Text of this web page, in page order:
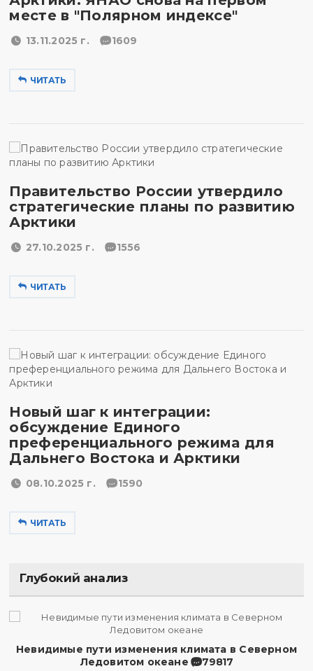
месте в "Полярном индексе"
13.11.2025 г. 1609
ЧИТАТЬ
Правительство России утвердило
стратегические планы по развитию
Арктики
27.10.2025 г. 1556
ЧИТАТЬ
Новый шаг к интеграции:
обсуждение Единого
преференциального режима для
Дальнего Востока и Арктики
08.10.2025 г. 1590
ЧИТАТЬ
Глубокий анализ
Невидимые пути изменения климата в Северном
Ледовитом океане
79817